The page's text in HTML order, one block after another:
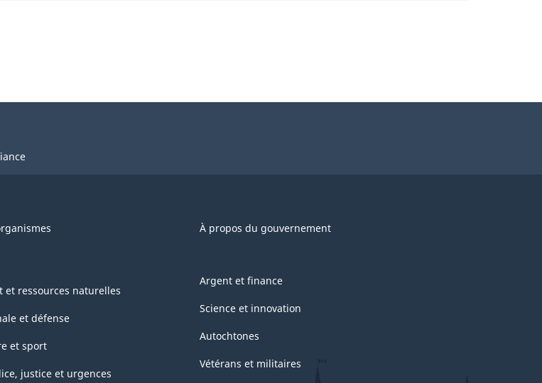
À propos du gouvernement
et ressources naturelles
et défense
et sport
justice et urgences
Argent et finance
Science et innovation
Autochtones
Vétérans et militaires